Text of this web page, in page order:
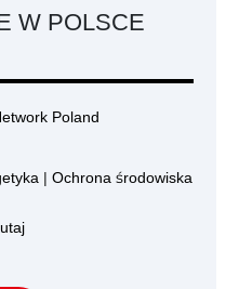
W POLSCE
Poland
| Ochrona środowiska